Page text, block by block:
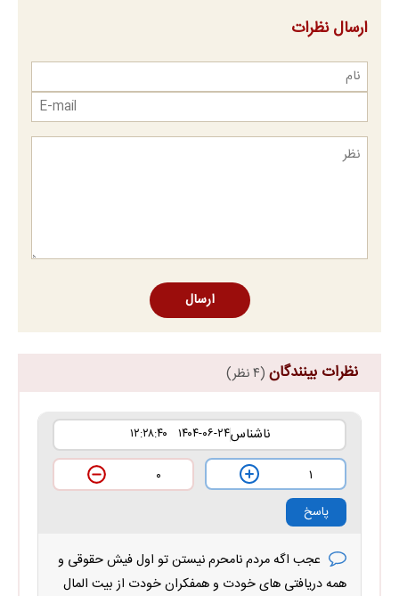
ارسال نظرات
ارسال
نظرات بینندگان (۴ نظر)
ناشناس۱۴۰۴-۰۶-۲۴ ۱۲:۲۸:۴۰
۱
۰
پاسخ
عجب اگه مردم نامحرم نیستن تو اول فیش حقوقی و
همه دریافتی های خودت و همفکران خودت از بیت المال